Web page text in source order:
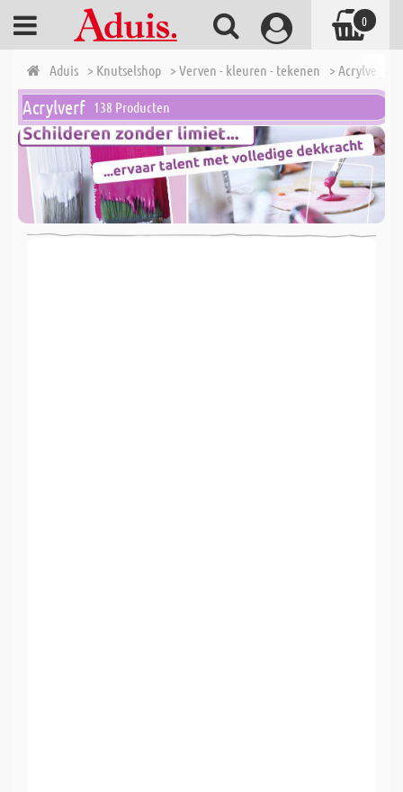
Aduis > Knutselshop > Verven - kleuren - tekenen > Acrylverf
Acrylverf 138 Producten
0